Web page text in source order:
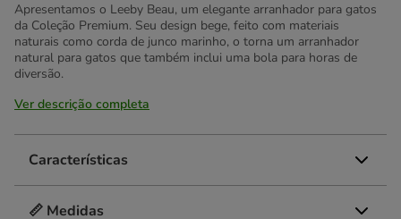
Apresentamos o Leeby Beau, um elegante arranhador para gatos
da Coleção Premium. Seu design bege, feito com materiais
naturais como corda de junco marinho, o torna um arranhador
natural para gatos que também inclui uma bola para horas de
diversão.
Ver descrição completa
Características
📏 Medidas